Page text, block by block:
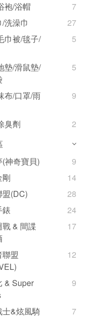
袍/浴帽
7
洗澡巾
27
巾被/毯子/
5
墊/滑鼠墊/
5
布/口罩/雨
9
臭劑
2
神奇寶貝)
9
剛
14
盟(DC)
28
錶
24
戰 & 間諜
17
盟
12
& Super
9
士&炫風騎
7